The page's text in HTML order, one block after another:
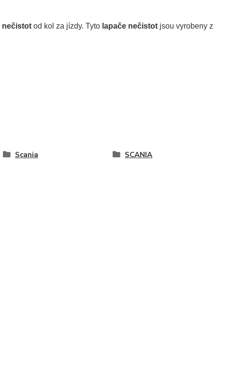
nečistotod kol za jízdy. Tyto lapače nečistotjsou vyrobeny z
Scania SCANIA